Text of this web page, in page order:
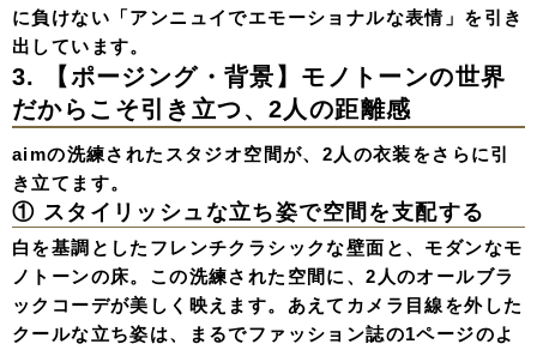
に負けない「アンニュイでエモーショナルな表情」を引き
出しています。
3. 【ポージング・背景】モノトーンの世界
だからこそ引き立つ、2人の距離感
aimの洗練されたスタジオ空間が、2人の衣装をさらに引
き立てます。
① スタイリッシュな立ち姿で空間を支配する
白を基調としたフレンチクラシックな壁面と、モダンなモ
ノトーンの床。この洗練された空間に、2人のオールブラ
ックコーデが美しく映えます。あえてカメラ目線を外した
クールな立ち姿は、まるでファッション誌の1ページのよ